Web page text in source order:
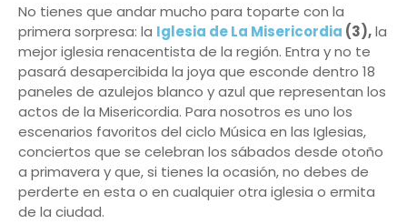
No tienes que andar mucho para toparte con la
primera sorpresa: la Iglesia de La Misericordia (3),la
mejor iglesia renacentista de la región. Entra y no te
pasará desapercibida la joya que esconde dentro 18
paneles de azulejos blanco y azul que representan los
actos de la Misericordia. Para nosotros es uno los
escenarios favoritos del ciclo Música en las Iglesias,
conciertos que se celebran los sábados desde otoño
a primavera y que, si tienes la ocasión, no debes de
perderte en esta o en cualquier otra iglesia o ermita
de la ciudad.